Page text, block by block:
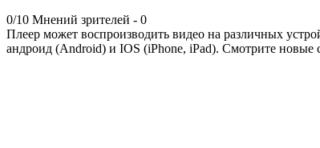
0/10 Мнений зрителей - 0
Плеер может воспроизводить видео на различных
андроид (Android) и IOS (iPhone, iPad). Смотрите новые